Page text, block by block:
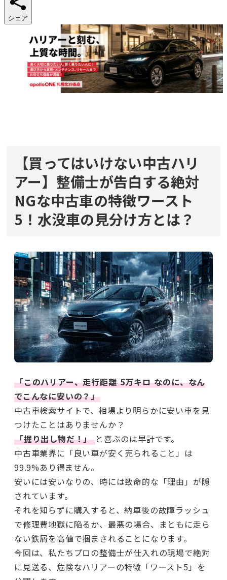
シェア
【買ってはいけない中古ハリ
アー】整備士が告白する絶対
NGな中古車の特徴ワースト
5！水没車の見分け方とは？
「このハリアー、走行距離5万キロなのに、なん
でこんなに安いの？」
中古車検索サイトで、相場より明らかに安い車を見
つけたことはありませんか？
「掘り出し物だ！」 と喜ぶのは早計です。
中古車業界に「良い車が安く売られること」は
99.9%あり得ません。
安いには安いなりの、時には致命的な「理由」が隠
されています。
それを知らずに購入すると、納車後の故障ラッシュ
で修理費地獄に陥るか、最悪の場合、まともに走ら
ない鉄屑を高値で掴まされることになります。
今回は、私たちプロの整備士が仕入れの現場で絶対
に見送る、危険なハリアーの特徴「ワースト5」を